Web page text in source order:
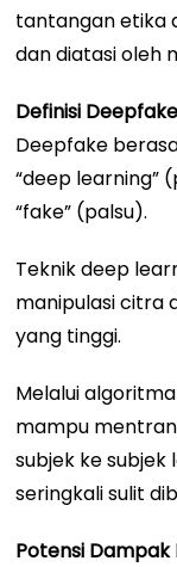
tantangan etika
dan diatasi oleh
Definisi Deepfake
Deepfake
“deep learning”
“fake” (palsu).
Teknik deep
manipulasi citra
yang tinggi.
Melalui
mampu
subjek ke
seringkali sulit
Potensi Dampak